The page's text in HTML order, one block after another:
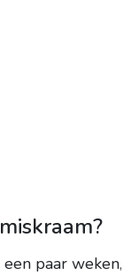
een paar weken,